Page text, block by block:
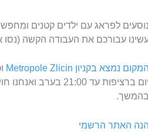
נוסעים לפראג עם ילדים קטנים
עבורכם את העבודה הקשה (נסו
המקום נמצא בקניון Metropole Zlicin
יום ברציפות עד
בהמשך.
הנה האתר הרשמי